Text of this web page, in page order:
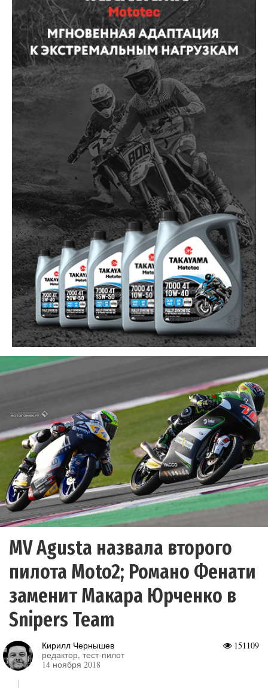
MV Agusta назвала второго
пилота Moto2; Романо Фенати
заменит Макара Юрченко в
Snipers Team
151109
Кирилл Чернышев
редактор, тест-пилот
14 ноября 2018